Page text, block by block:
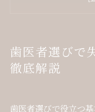
歯医者選びで
施術前に歯
歯医者選びで
徹底解説
歯医者選びで役立つ